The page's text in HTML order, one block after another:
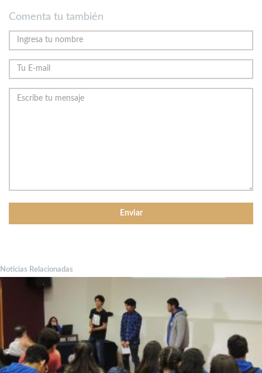
Comenta tu también
Noticias Relacionadas